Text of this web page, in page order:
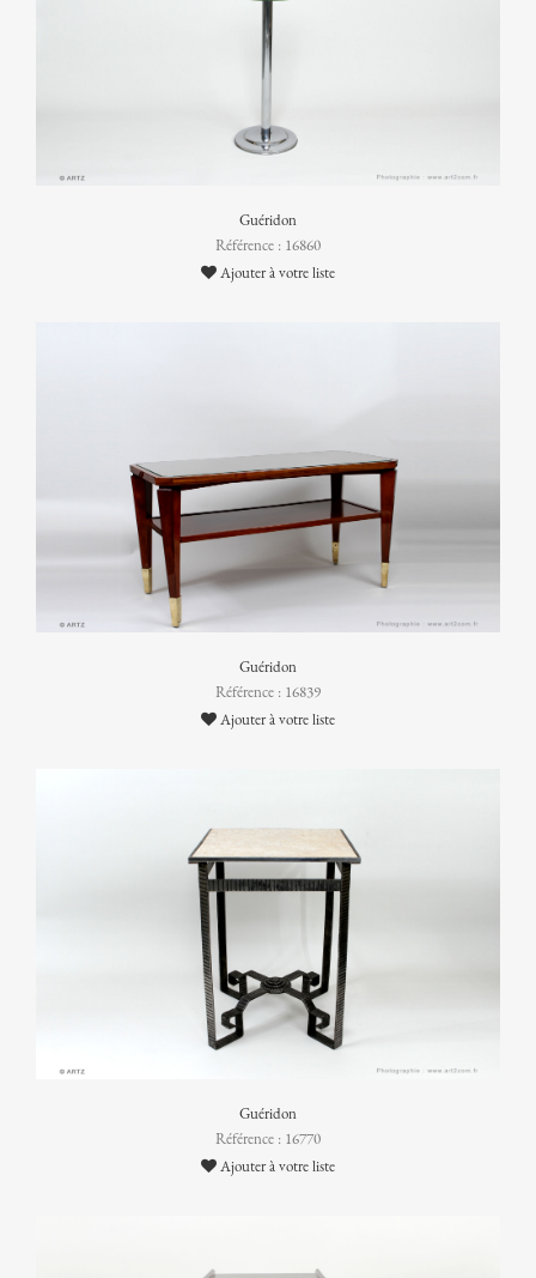
Guéridon
Référence : 16860
Ajouter à votre liste
Guéridon
Référence : 16839
Ajouter à votre liste
Guéridon
Référence : 16770
Ajouter à votre liste